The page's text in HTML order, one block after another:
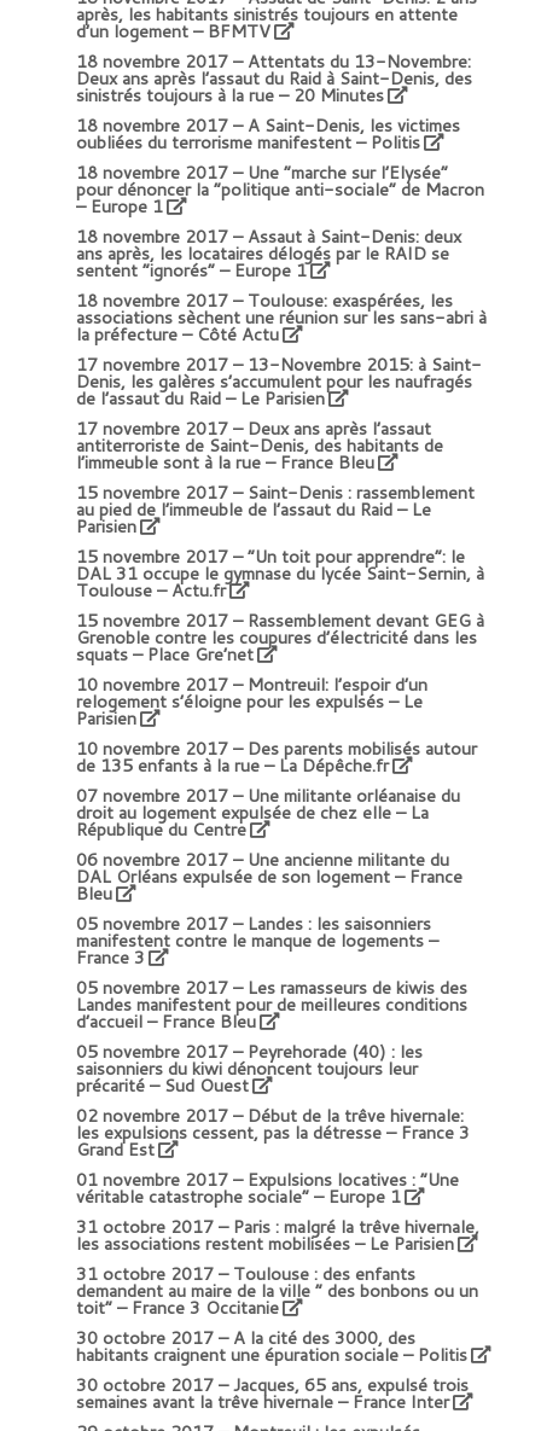
après, les habitants sinistrés toujours en attente
d’un logement – BFMTV
18 novembre 2017 –Attentats du 13-Novembre:
Deux ans après l’assaut du Raid à Saint-Denis, des
sinistrés toujours à la rue– 20 Minutes
18 novembre 2017 –A Saint-Denis, les victimes
oubliées du terrorisme manifestent – Politis
18 novembre 2017 –Une “marche sur l’Elysée”
pour dénoncer la “politique anti-sociale” de Macron
– Europe 1
18 novembre 2017 –Assaut à Saint-Denis: deux
ans après, les locataires délogés par le RAID se
sentent “ignorés” – Europe 1
18 novembre 2017 –Toulouse: exaspérées, les
associations sèchent une réunion sur les sans-abri à
la préfecture – Côté Actu
17 novembre 2017 –13-Novembre 2015: à Saint-
Denis, les galères s’accumulent pour les naufragés
de l’assaut du Raid – Le Parisien
17 novembre 2017 –Deux ans après l’assaut
antiterroriste de Saint-Denis, des habitants de
l’immeuble sont à la rue – France Bleu
15 novembre 2017 –Saint-Denis : rassemblement
au pied de l’immeuble de l’assaut du Raid– Le
Parisien
15 novembre 2017 –“Un toit pour apprendre”: le
DAL 31 occupe le gymnase du lycée Saint-Sernin, à
Toulouse – Actu.fr
15 novembre 2017 –Rassemblement devant GEG à
Grenoble contre les coupures d’électricité dans les
squats – Place Gre’net
10 novembre 2017 –Montreuil: l’espoir d’un
relogement s’éloigne pour les expulsés – Le
Parisien
10 novembre 2017 –Des parents mobilisés autour
de 135 enfants à la rue – La Dépêche.fr
07 novembre 2017 –Une militante orléanaise du
droit au logement expulsée de chez elle – La
République du Centre
06 novembre 2017 –Une ancienne militante du
DAL Orléans expulsée de son logement– France
Bleu
05 novembre 2017 –Landes : les saisonniers
manifestent contre le manque de logements–
France 3
05 novembre 2017 –Les ramasseurs de kiwis des
Landes manifestent pour de meilleures conditions
d’accueil– France Bleu
05 novembre 2017 –Peyrehorade (40) : les
saisonniers du kiwi dénoncent toujours leur
précarité– Sud Ouest
02 novembre 2017 –Début de la trêve hivernale:
les expulsions cessent, pas la détresse – France 3
Grand Est
01 novembre 2017 –Expulsions locatives : “Une
véritable catastrophe sociale”– Europe 1
31 octobre 2017 –Paris : malgré la trêve hivernale,
les associations restent mobilisées– Le Parisien
31 octobre 2017 –Toulouse : des enfants
demandent au maire de la ville “ des bonbons ou un
toit” – France 3 Occitanie
30 octobre 2017 –A la cité des 3000, des
habitants craignent une épuration sociale – Politis
30 octobre 2017 –Jacques, 65 ans, expulsé trois
semaines avant la trêve hivernale– France Inter